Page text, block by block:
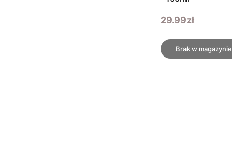
29.99zł
Brak w magazynie